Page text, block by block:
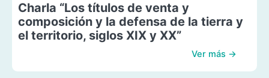
Charla “Los títulos de venta y
composición y la defensa de la tierra y
el territorio, siglos XIX y XX”
Ver más →